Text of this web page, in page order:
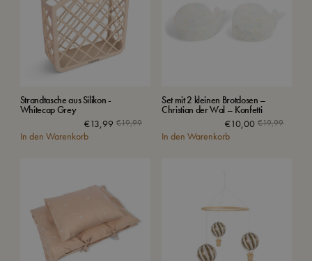
Strandtasche aus Silikon -
Whitecap Grey
€19,99
€13,99
In den Warenkorb
Set mit 2 kleinen Brotdosen –
Christian der Wal – Konfetti
€19,99
€10,00
In den Warenkorb